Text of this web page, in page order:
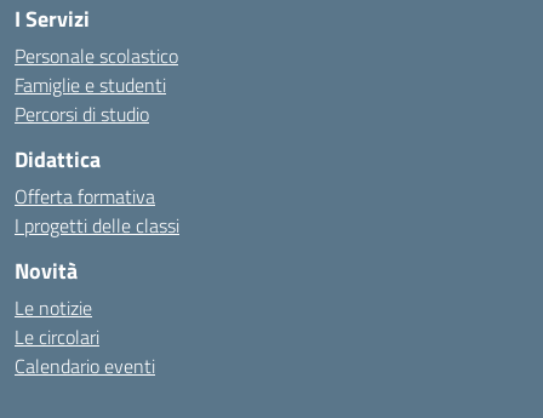
I Servizi
Personale scolastico
Famiglie e studenti
Percorsi di studio
Didattica
Offerta formativa
I progetti delle classi
Novità
Le notizie
Le circolari
Calendario eventi